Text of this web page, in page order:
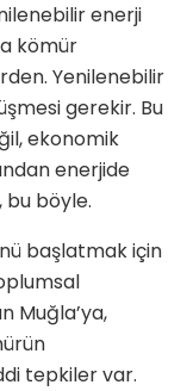
enerji
kömür
Yenilenebilir
gerekir. Bu
ekonomik
enerjide
bu böyle.
başlatmak için
Muğla’ya,
tepkiler var.